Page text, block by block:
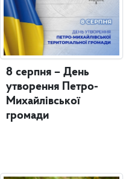
8 серпня – День
утворення Петро-
Михайлівської
громади